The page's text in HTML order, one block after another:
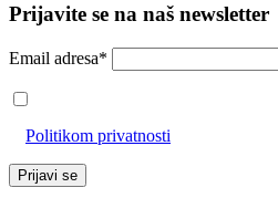
Prijavite se na naš newsletter
Email adresa*
Politikom privatnosti